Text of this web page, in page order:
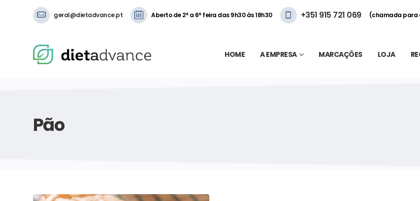
geral@dietadvance.pt Aberto de 2ª a 6ª feira das 9h30 às 18h30 +351 915 721 069 (chamada para
HOME A EMPRESA MARCAÇÕES LOJA
Pão